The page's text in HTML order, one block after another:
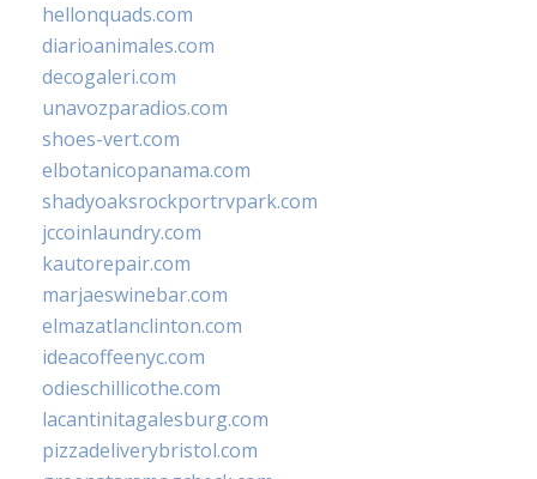
hellonquads.com
diarioanimales.com
decogaleri.com
unavozparadios.com
shoes-vert.com
elbotanicopanama.com
shadyoaksrockportrvpark.com
jccoinlaundry.com
kautorepair.com
marjaeswinebar.com
elmazatlanclinton.com
ideacoffeenyc.com
odieschillicothe.com
lacantinitagalesburg.com
pizzadeliverybristol.com